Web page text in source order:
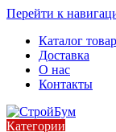
Перейти к
Каталог
Доставка
О нас
Контакты
Категории